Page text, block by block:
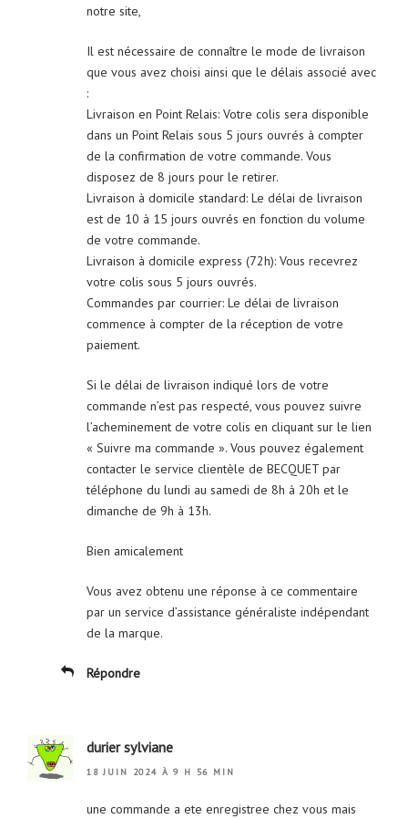
notre site,
Il est nécessaire de connaître le mode de livraison
que vous avez choisi ainsi que le délais associé avec
:
Livraison en Point Relais: Votre colis sera disponible
dans un Point Relais sous 5 jours ouvrés à compter
de la confirmation de votre commande. Vous
disposez de 8 jours pour le retirer.
Livraison à domicile standard: Le délai de livraison
est de 10 à 15 jours ouvrés en fonction du volume
de votre commande.
Livraison à domicile express (72h): Vous recevrez
votre colis sous 5 jours ouvrés.
Commandes par courrier: Le délai de livraison
commence à compter de la réception de votre
paiement.
Si le délai de livraison indiqué lors de votre
commande n’est pas respecté, vous pouvez suivre
l’acheminement de votre colis en cliquant sur le lien
« Suivre ma commande ». Vous pouvez également
contacter le service clientèle de BECQUET par
téléphone du lundi au samedi de 8h à 20h et le
dimanche de 9h à 13h.
Bien amicalement
Vous avez obtenu une réponse à ce commentaire
par un service d’assistance généraliste indépendant
de la marque.
Répondre
durier sylviane
18 JUIN 2024 À 9 H 56 MIN
une commande a ete enregistree chez vous mais